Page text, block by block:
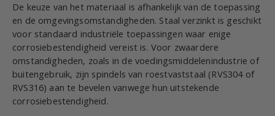
De keuze van het materiaal is afhankelijk van de toepassing
en de omgevingsomstandigheden. Staal verzinkt is geschikt
voor standaard industriële toepassingen waar enige
corrosiebestendigheid vereist is. Voor zwaardere
omstandigheden, zoals in de voedingsmiddelenindustrie of
buitengebruik, zijn spindels van roestvaststaal (RVS304 of
RVS316) aan te bevelen vanwege hun uitstekende
corrosiebestendigheid.